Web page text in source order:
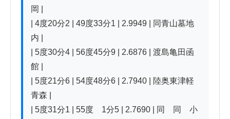
岡 |
| 4度20分2 | 49度33分1 | 2.9949 | 同青山墓地
内 |
| 5度30分4 | 56度45分9 | 2.6876 | 渡島亀田函
館 |
| 5度21分6 | 54度48分6 | 2.7940 | 陸奥東津軽
青森 |
| 5度31分1 | 55度　1分5 | 2.7690 | 同　同　小